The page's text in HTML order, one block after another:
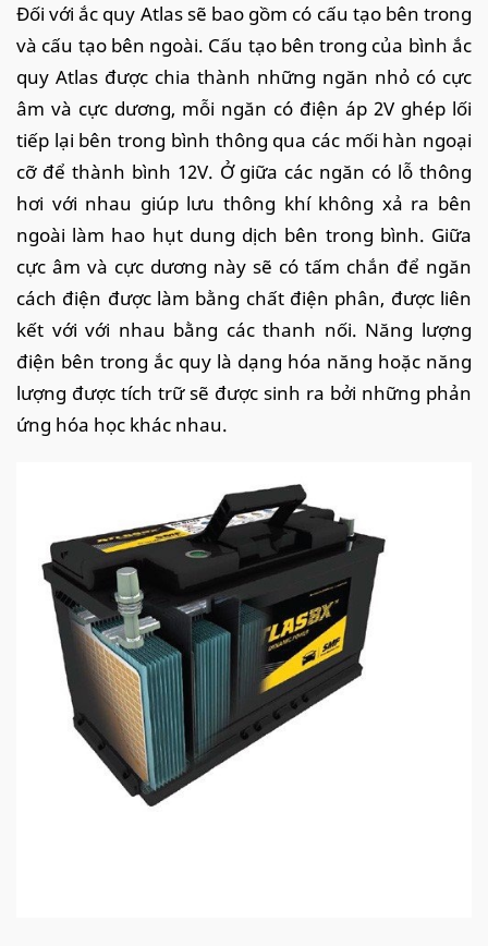
Đối với ắc quy Atlas sẽ bao gồm có cấu tạo bên trong
và cấu tạo bên ngoài. Cấu tạo bên trong của bình ắc
quy Atlas được chia thành những ngăn nhỏ có cực
âm và cực dương, mỗi ngăn có điện áp 2V ghép lối
tiếp lại bên trong bình thông qua các mối hàn ngoại
cỡ để thành bình 12V. Ở giữa các ngăn có lỗ thông
hơi với nhau giúp lưu thông khí không xả ra bên
ngoài làm hao hụt dung dịch bên trong bình. Giữa
cực âm và cực dương này sẽ có tấm chắn để ngăn
cách điện được làm bằng chất điện phân, được liên
kết với với nhau bằng các thanh nối. Năng lượng
điện bên trong ắc quy là dạng hóa năng hoặc năng
lượng được tích trữ sẽ được sinh ra bởi những phản
ứng hóa học khác nhau.